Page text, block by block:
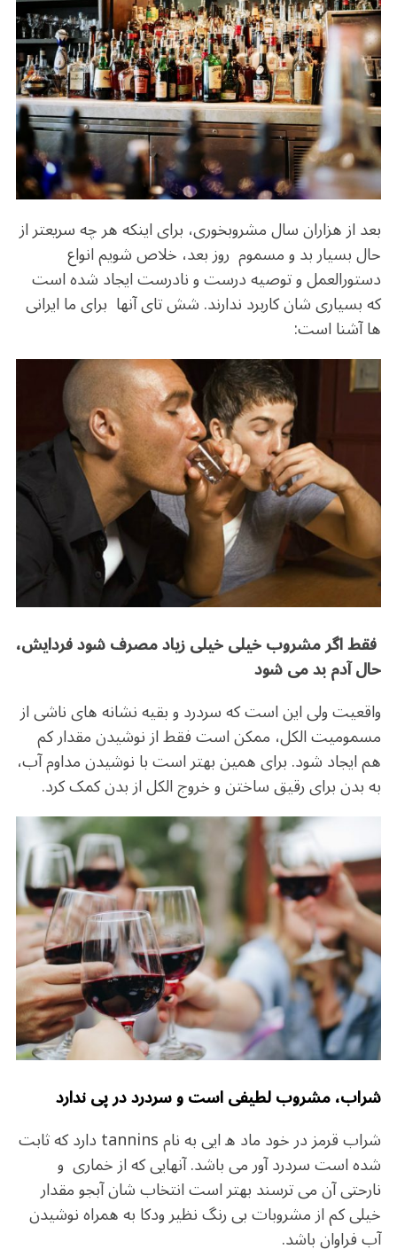
o
o
k
m p
p
بعد از هزاران سال مشروبخوری، برای اینکه هر چه سریعتر از
حال بسیار بد و مسموم روز بعد، خلاص شویم انواع
دستورالعمل و توصیه درست و نادرست ایجاد شده است
که بسیاری شان کاربرد ندارند. شش تای آنها برای ما ایرانی
ها آشنا است:
فقط اگر مشروب خیلی خیلی زیاد مصرف شود فردایش،
حال آدم بد می شود
واقعیت ولی این است که سردرد و بقیه نشانه های ناشی از
مسمومیت الکل، ممکن است فقط از نوشیدن مقدار کم
هم ایجاد شود. برای همین بهتر است با نوشیدن مداوم آب،
به بدن برای رقیق ساختن و خروج الکل از بدن کمک کرد.
شراب، مشروب لطیفی است و سردرد در پی ندارد
شراب قرمز در خود ماد ه ایی به نام tannins دارد که ثابت
شده است سردرد آور می باشد. آنهایی که از خماری و
نارحتی آن می ترسند بهتر است انتخاب شان آبجو مقدار
خیلی کم از مشروبات بی رنگ نظیر ودکا به همراه نوشیدن
آب فراوان باشد.